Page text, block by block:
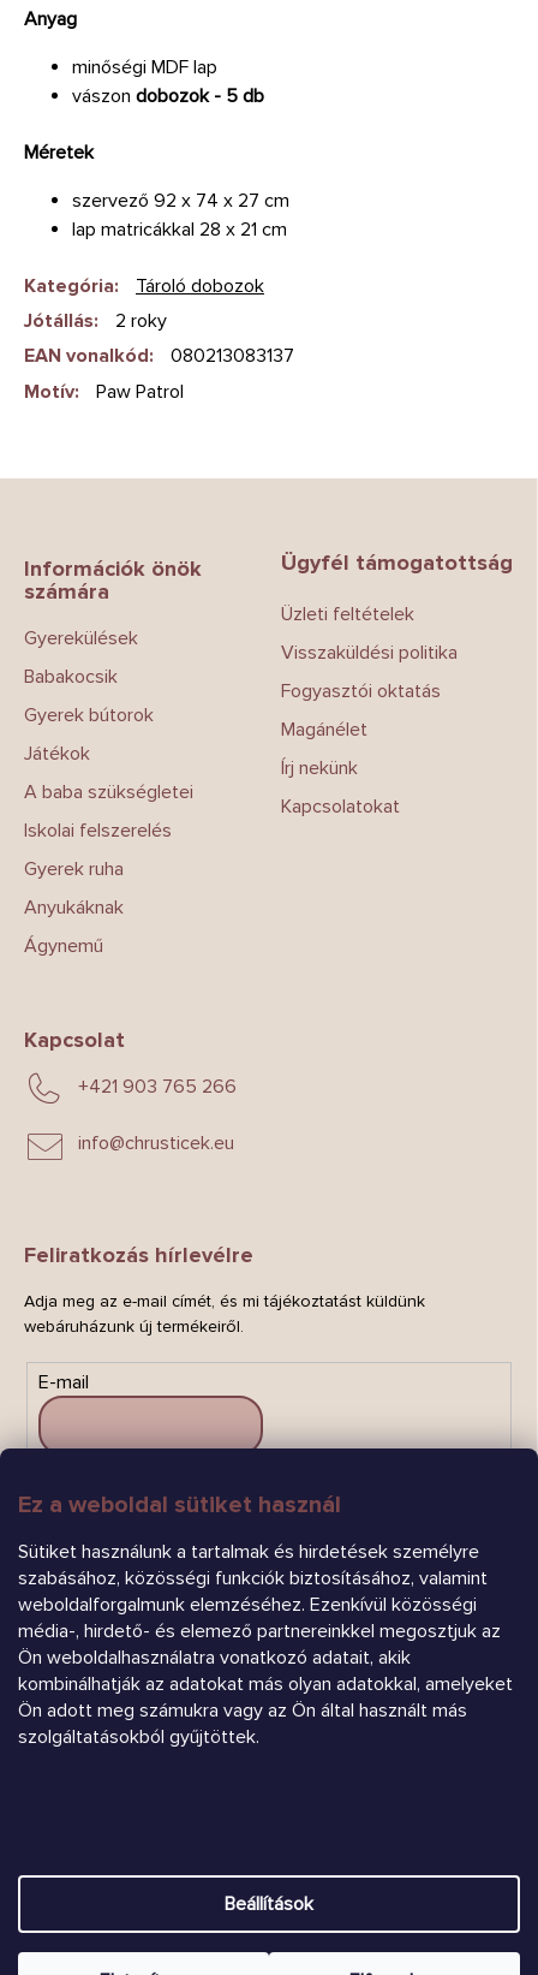
Ez a weboldal sütiket használ
Sütiket használunk a tartalmak és hirdetések személyre
szabásához, közösségi funkciók biztosításához, valamint
weboldalforgalmunk elemzéséhez. Ezenkívül közösségi
média-, hirdető- és elemező partnereinkkel megosztjuk az
Ön weboldalhasználatra vonatkozó adatait, akik
kombinálhatják az adatokat más olyan adatokkal, amelyeket
Ön adott meg számukra vagy az Ön által használt más
szolgáltatásokból gyűjtöttek.
Beállítások
Anyag
minőségi MDF lap
vászon dobozok - 5 db
Méretek
szervező 92 x 74 x 27 cm
lap matricákkal 28 x 21 cm
Kategória:
Tároló dobozok
Jótállás:
2 roky
EAN vonalkód:
080213083137
Motív: Paw Patrol
Információk önök
számára
Gyerekülések
Babakocsik
Gyerek bútorok
Játékok
A baba szükségletei
Iskolai felszerelés
Gyerek ruha
Anyukáknak
Ágynemű
Ügyfél támogatottság
Üzleti feltételek
Visszaküldési politika
Fogyasztói oktatás
Magánélet
Írj nekünk
Kapcsolatokat
Kapcsolat
info@chrusticek.eu
+421 903 765 266
Feliratkozás hírlevélre
Adja meg az e-mail címét, és mi tájékoztatást küldünk
webáruházunk új termékeiről.
E-mail
FELIRATKOZÁS
Árukereső.hu
Shoptet készítette
Copyright 2026Chrústiček.eu. Minden jog fenntartva.Süti
beállítások szerkesztése